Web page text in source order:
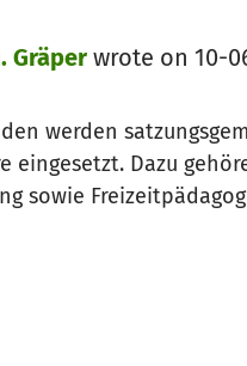
Gräper wrote on 10-
werden
eingesetzt. Dazu
sowie